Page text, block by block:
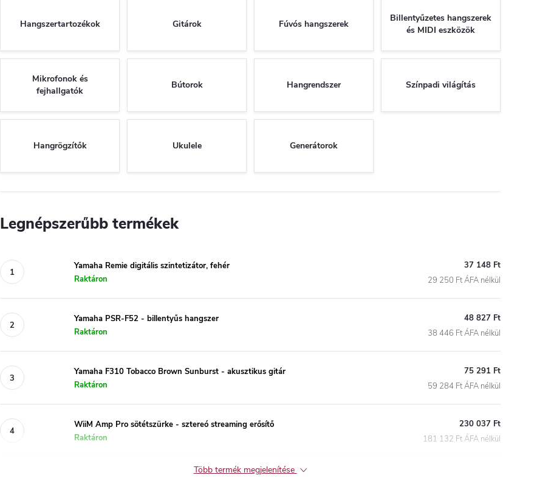
Hangszertartozékok Gitárok Fúvós hangszerek
Billentyűzetes hangszerek
és MIDI eszközök
Mikrofonok és
fejhallgatók
Bútorok Hangrendszer Színpadi világítás
Hangrögzítők Ukulele Generátorok
Legnépszerűbb termékek
Yamaha Remie digitális szintetizátor, fehér
Raktáron
37 148 Ft
29 250 Ft ÁFA nélkül
Yamaha PSR-F52 - billentyűs hangszer
Raktáron
48 827 Ft
38 446 Ft ÁFA nélkül
Yamaha F310 Tobacco Brown Sunburst - akusztikus gitár
Raktáron
75 291 Ft
59 284 Ft ÁFA nélkül
WiiM Amp Pro sötétszürke - sztereó streaming erősítő
Raktáron
230 037 Ft
181 132 Ft ÁFA nélkül
Több termék megjelenítése